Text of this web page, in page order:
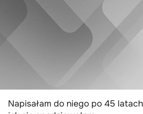
Napisałam do niego po 45